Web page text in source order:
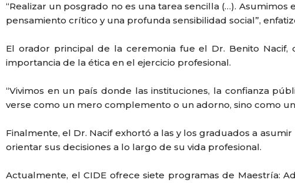
“Realizar un posgrado no es una tarea sencilla (…).
pensamiento crítico y una profunda sensibilidad social”,
El orador principal de la ceremonia fue el Dr. Benito
importancia de la ética en el ejercicio profesional.
“Vivimos en un país donde las instituciones, la confianza
verse como un mero complemento o un adorno, sino como
Finalmente, el Dr. Nacif exhortó a las y los graduados a
orientar sus decisiones a lo largo de su vida profesional.
Actualmente, el CIDE ofrece siete programas de Maestría: